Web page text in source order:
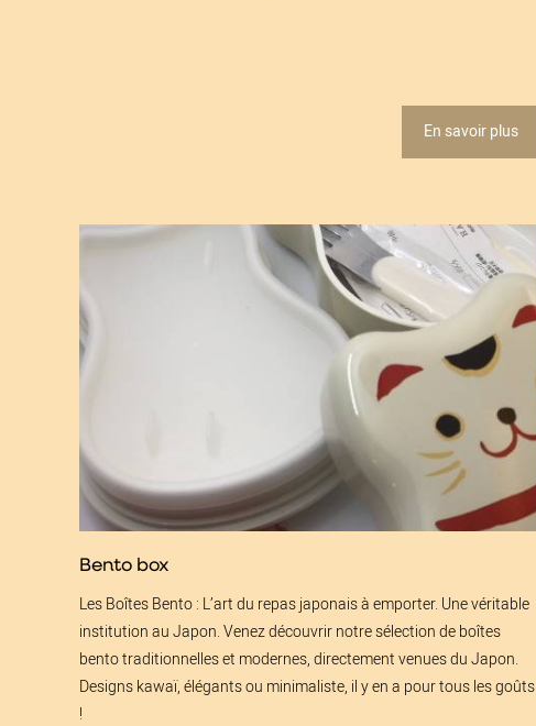
En savoir plus
Bento box
Les Boîtes Bento : L’art du repas japonais à emporter. Une véritable
institution au Japon. Venez découvrir notre sélection de boîtes
bento traditionnelles et modernes, directement venues du Japon.
Designs kawaï, élégants ou minimaliste, il y en a pour tous les goûts
!